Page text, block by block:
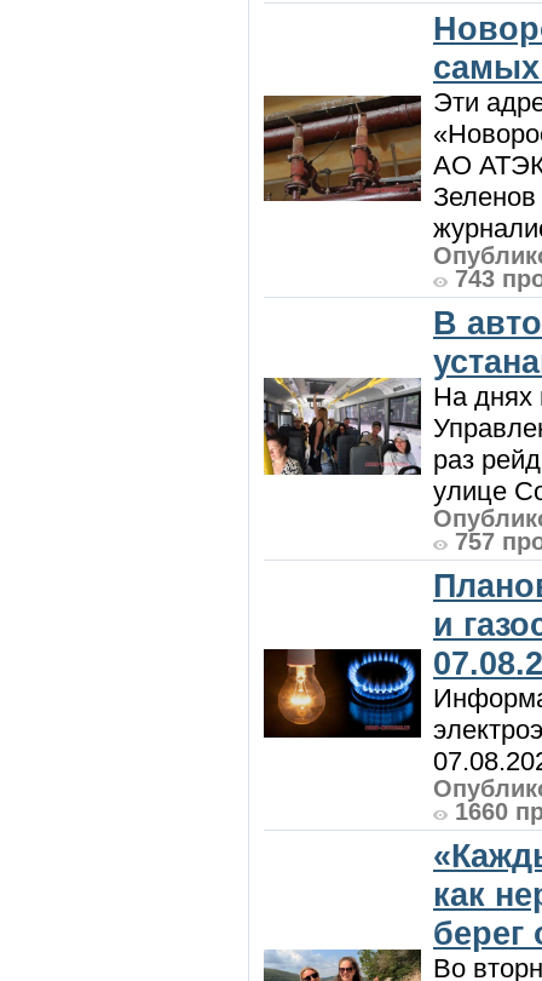
Эти
АО АТЭК
Зеленов
743
В
На днях
раз
улице
757
и
1660
как
берег
Во